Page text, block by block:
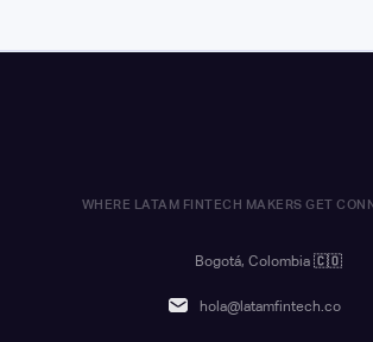
WHERE LATAM FINTECH MAKERS GET
Bogotá, Colombia 🇨🇴
hola@latamfintech.co